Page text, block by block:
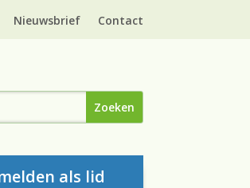
Nieuwsbrief Contact
als lid